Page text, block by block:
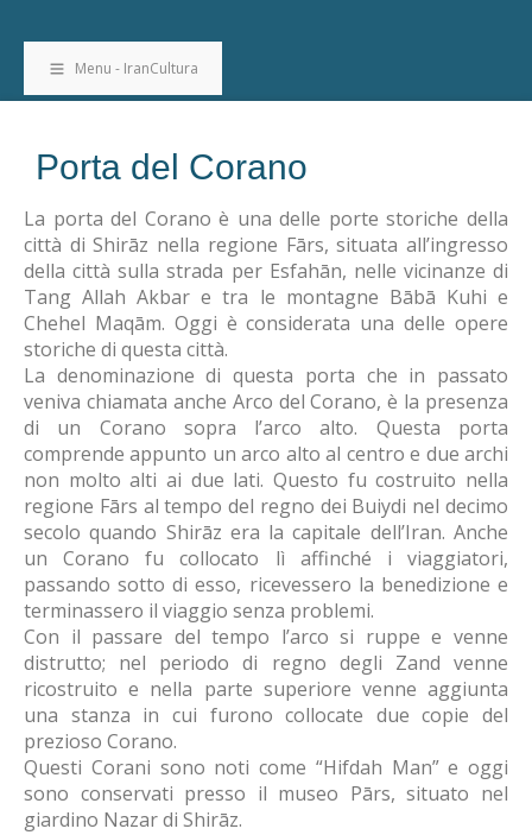
Menu - IranCultura
Porta del Corano
La porta del Corano è una delle porte storiche della
città di Shirāz nella regione Fārs, situata all’ingresso
della città sulla strada per Esfahān, nelle vicinanze di
Tang Allah Akbar e tra le montagne Bābā Kuhi e
Chehel Maqām. Oggi è considerata una delle opere
storiche di questa città.
La denominazione di questa porta che in passato
veniva chiamata anche Arco del Corano, è la presenza
di un Corano sopra l’arco alto. Questa porta
comprende appunto un arco alto al centro e due archi
non molto alti ai due lati. Questo fu costruito nella
regione Fārs al tempo del regno dei Buiydi nel decimo
secolo quando Shirāz era la capitale dell’Iran. Anche
un Corano fu collocato lì affinché i viaggiatori,
passando sotto di esso, ricevessero la benedizione e
terminassero il viaggio senza problemi.
Con il passare del tempo l’arco si ruppe e venne
distrutto; nel periodo di regno degli Zand venne
ricostruito e nella parte superiore venne aggiunta
una stanza in cui furono collocate due copie del
prezioso Corano.
Questi Corani sono noti come “Hifdah Man” e oggi
sono conservati presso il museo Pārs, situato nel
giardino Nazar di Shirāz.